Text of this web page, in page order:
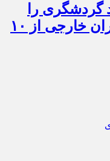
گردشگری را
شکست/ هزینه‌کرد گردشگران خارجی از ۱۰